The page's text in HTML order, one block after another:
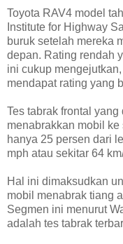
Toyota RAV4 model
Institute for Highway
buruk setelah mereka
depan. Rating rendah
ini cukup
mendapat rating yang
Tes tabrak frontal
menabrakkan mobil
hanya 25 persen dari
mph atau sekitar 64
Hal ini dimaksudkan
mobil menabrak tiang
Segmen ini menurut
adalah tes tabrak